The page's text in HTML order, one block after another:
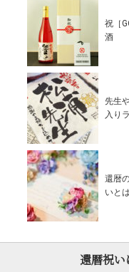
祝［
酒
先生
入り
還暦
いとは
還暦祝い